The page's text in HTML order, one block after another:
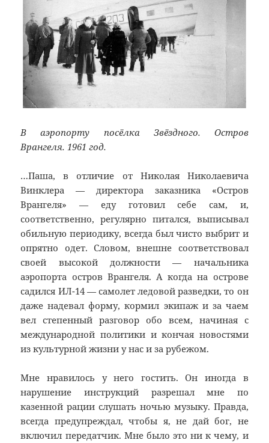
В аэропорту посёлка Звёздного. Остров
Врангеля. 1961 год.
…Паша, в отличие от Николая Николаевича
Винклера — директора заказника «Остров
Врангеля» — еду готовил себе сам, и,
соответственно, регулярно питался, выписывал
обильную периодику, всегда был чисто выбрит и
опрятно одет. Словом, внешне соответствовал
своей высокой должности — начальника
аэропорта остров Врангеля. А когда на острове
садился ИЛ-14 — самолет ледовой разведки, то он
даже надевал форму, кормил экипаж и за чаем
вел степенный разговор обо всем, начиная с
международной политики и кончая новостями
из культурной жизни у нас и за рубежом.
Мне нравилось у него гостить. Он иногда в
нарушение инструкций разрешал мне по
казенной рации слушать ночью музыку. Правда,
всегда предупреждал, чтобы я, не дай бог, не
включил передатчик. Мне было это ни к чему, и